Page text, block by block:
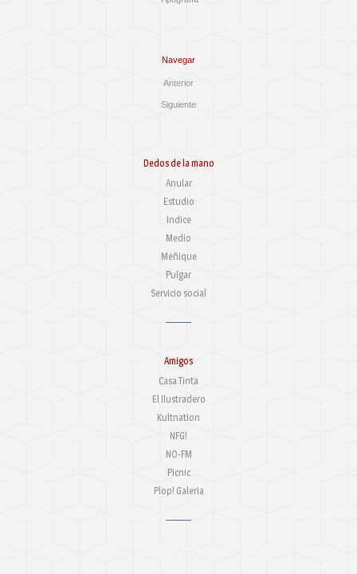
Navegar
Anterior
Siguiente
Dedos de la mano
Anular
Estudio
Indice
Medio
Meñique
Pulgar
Servicio social
Amigos
Casa Tinta
El Ilustradero
Kultnation
NFG!
NO-FM
Picnic
Plop! Galeria